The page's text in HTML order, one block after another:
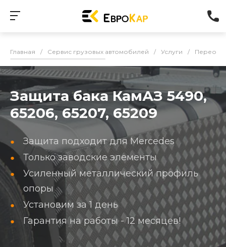
Главная / Сервис грузовых автомобилей / Услуги /
Защита бака КамАЗ 5490,
65206, 65207, 65209
Защита подходит для Mercedes
Только заводские элементы
Усиленный металлический профиль
опоры
Установим за 1 день
Гарантия на работы - 12 месяцев!